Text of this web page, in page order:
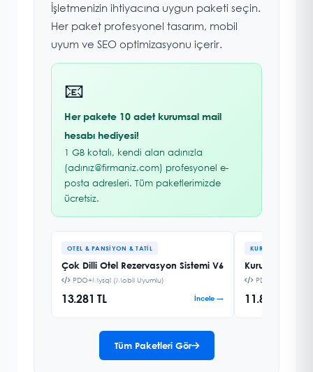
İşletmenizin ihtiyacına uygun paketi seçin.
Her paket profesyonel tasarım, mobil
uyum ve SEO optimizasyonu içerir.
📧
Her pakete 10 adet kurumsal mail
hesabı hediyesi!
1 GB kotalı, kendi alan adınızla
(adınız@firmaniz.com) profesyonel e-
posta adresleri. Tüm paketlerimizde
ücretsiz.
OTEL & PANSIYON & TATIL
Çok Dilli Otel Rezervasyon Sistemi V6
PDO+Mysql (Mobil Uyumlu)
13.281 TL İncele →
KURUMSAL FIRMA
Kurumsal
PDO+Mysql
11.858 TL
Tüm Paketleri Gör